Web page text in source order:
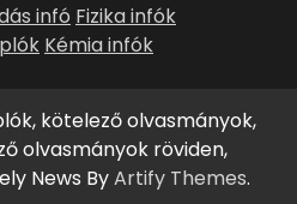
infó Fizika infók
Kémia infók
kötelező olvasmányok,
olvasmányok röviden,
News ByArtify Themes.